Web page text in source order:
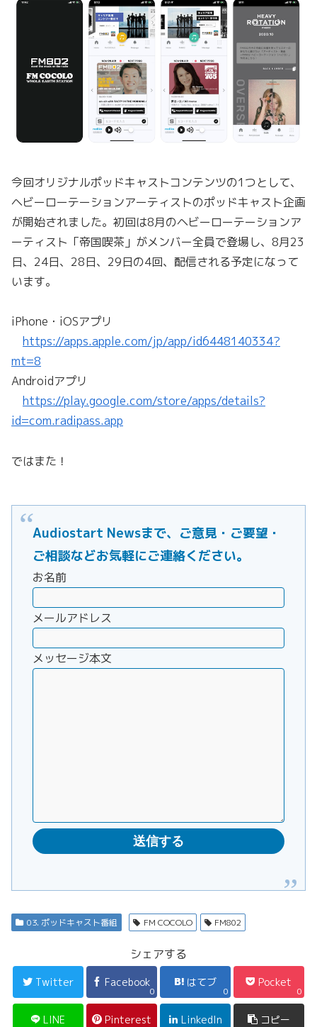
今回オリジナルポッドキャストコンテンツの1つとして、
ヘビーローテーションアーティストのポッドキャスト企画
が開始されました。初回は8月のヘビーローテーションア
ーティスト「帝国喫茶」がメンバー全員で登場し、8月23
日、24日、28日、29日の4回、配信される予定になって
います。
iPhone・iOSアプリ
https://apps.apple.com/jp/app/id6448140334?
mt=8
Androidアプリ
https://play.google.com/store/apps/details?
id=com.radipass.app
ではまた！
Audiostart Newsまで、ご意見・ご要望・
ご相談などお気軽にご連絡ください。
お名前
メールアドレス
メッセージ本文
03. ポッドキャスト番組 FM COCOLO FM802
シェアする
Twitter Facebook
0
はてブ
0
Pocket
0
LINE Pinterest LinkedIn コピー